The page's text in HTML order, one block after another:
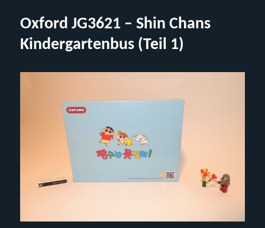
Oxford JG3621 – Shin Chans
Kindergartenbus (Teil 1)